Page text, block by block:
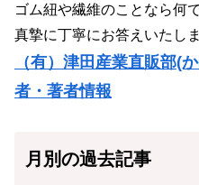
ゴム紐や繊維のことなら何
真摯に丁寧にお答えいたしま
（有）津田産業直販部(
者・著者情報
月別の過去記事